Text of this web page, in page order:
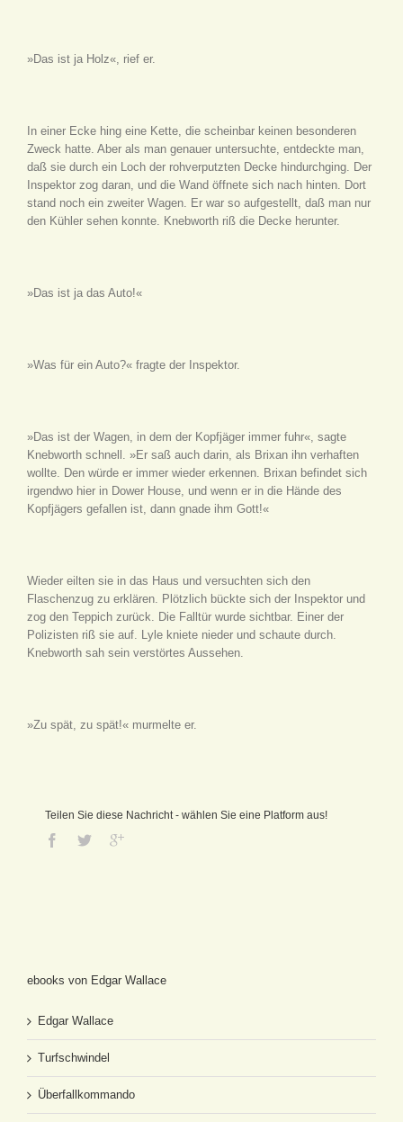
»Das ist ja Holz«, rief er.
In einer Ecke hing eine Kette, die scheinbar keinen besonderen
Zweck hatte. Aber als man genauer untersuchte, entdeckte man,
daß sie durch ein Loch der rohverputzten Decke hindurchging. Der
Inspektor zog daran, und die Wand öffnete sich nach hinten. Dort
stand noch ein zweiter Wagen. Er war so aufgestellt, daß man nur
den Kühler sehen konnte. Knebworth riß die Decke herunter.
»Das ist ja das Auto!«
»Was für ein Auto?« fragte der Inspektor.
»Das ist der Wagen, in dem der Kopfjäger immer fuhr«, sagte
Knebworth schnell. »Er saß auch darin, als Brixan ihn verhaften
wollte. Den würde er immer wieder erkennen. Brixan befindet sich
irgendwo hier in Dower House, und wenn er in die Hände des
Kopfjägers gefallen ist, dann gnade ihm Gott!«
Wieder eilten sie in das Haus und versuchten sich den
Flaschenzug zu erklären. Plötzlich bückte sich der Inspektor und
zog den Teppich zurück. Die Falltür wurde sichtbar. Einer der
Polizisten riß sie auf. Lyle kniete nieder und schaute durch.
Knebworth sah sein verstörtes Aussehen.
»Zu spät, zu spät!« murmelte er.
Teilen Sie diese Nachricht - wählen Sie eine Platform aus!
ebooks von Edgar Wallace
Edgar Wallace
Turfschwindel
Überfallkommando